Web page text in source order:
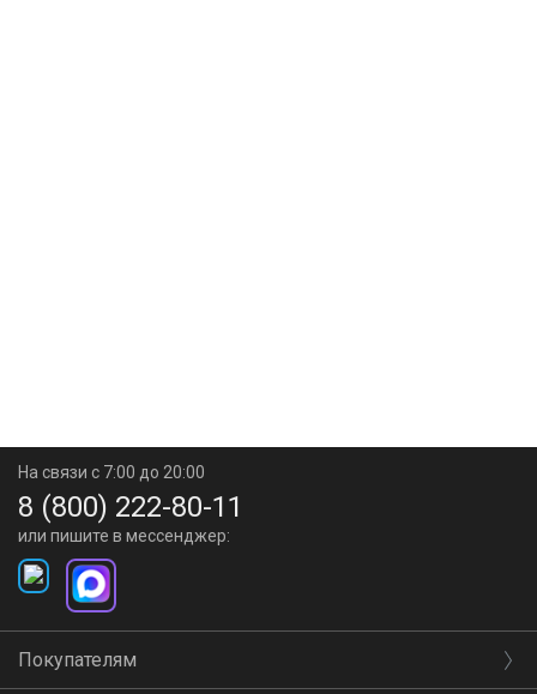
На связи с 7:00 до 20:00
8 (800) 222-80-11
или пишите в мессенджер:
Покупателям